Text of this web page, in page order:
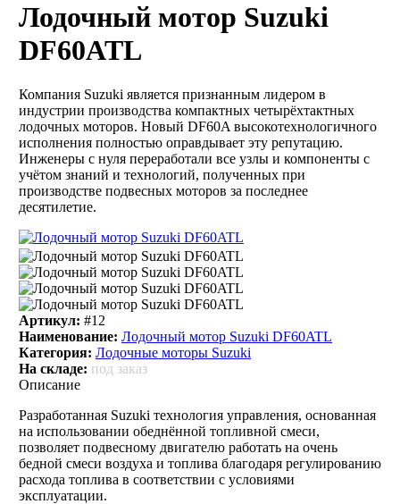
Лодочный мотор Suzuki
DF60ATL
Компания Suzuki является признанным лидером в
индустрии производства компактных четырёхтактных
лодочных моторов. Новый DF60A высокотехнологичного
исполнения полностью оправдывает эту репутацию.
Инженеры с нуля переработали все узлы и компоненты с
учётом знаний и технологий, полученных при
производстве подвесных моторов за последнее
десятилетие.
Артикул: #12
Наименование: Лодочный мотор Suzuki DF60ATL
Категория: Лодочные моторы Suzuki
На складе: под заказ
Описание
Разработанная Suzuki технология управления, основанная
на использовании обеднённой топливной смеси,
позволяет подвесному двигателю работать на очень
бедной смеси воздуха и топлива благодаря регулированию
расхода топлива в соответствии с условиями
эксплуатации.